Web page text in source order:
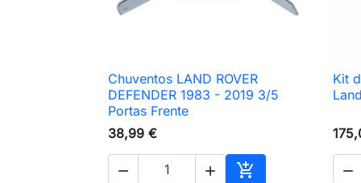
 Vista rápida
Chuventos LAND ROVER
DEFENDER 1983 - 2019 3/5
Portas Frente
38,99 €
  
Kit
